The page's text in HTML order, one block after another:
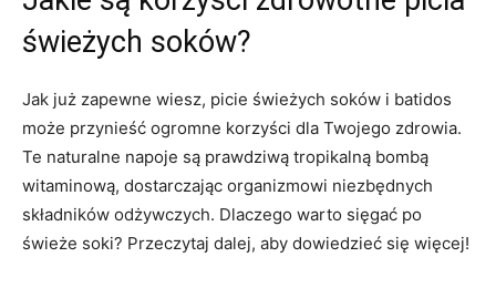
świeżych soków?
Jak​ już zapewne wiesz, picie świeżych soków ​i⁢ batidos
może przynieść ogromne korzyści ⁢dla Twojego zdrowia.​
Te ‍naturalne napoje są⁤ prawdziwą tropikalną bombą
witaminową, dostarczając organizmowi niezbędnych
składników odżywczych. Dlaczego warto sięgać po
świeże soki? Przeczytaj dalej, aby dowiedzieć się więcej!